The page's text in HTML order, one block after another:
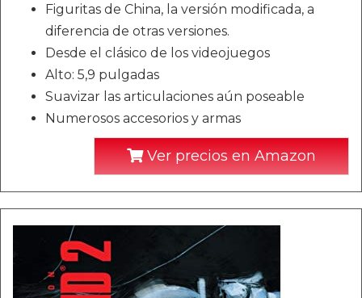
Figuritas de China, la versión modificada, a
diferencia de otras versiones.
Desde el clásico de los videojuegos
Alto: 5,9 pulgadas
Suavizar las articulaciones aún poseable
Numerosos accesorios y armas
Ver precios en Amazon